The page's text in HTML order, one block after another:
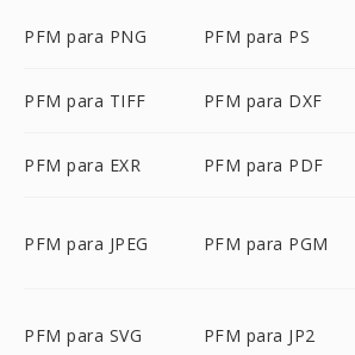
PFM para PNG PFM para PS
PFM para TIFF PFM para DXF
PFM para EXR PFM para PDF
PFM para JPEG PFM para PGM
PFM para SVG PFM para JP2